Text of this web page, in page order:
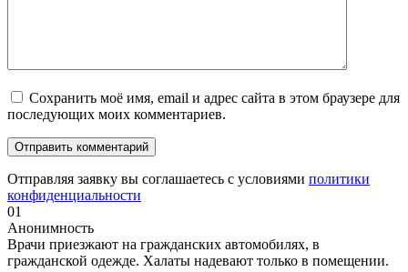
Сохранить моё имя, email и адрес сайта в этом браузере для
последующих моих комментариев.
Отправляя заявку вы соглашаетесь с условиями политики
конфиденциальности
01
Анонимность
Врачи приезжают на гражданских автомобилях, в
гражданской одежде. Халаты надевают только в помещении.